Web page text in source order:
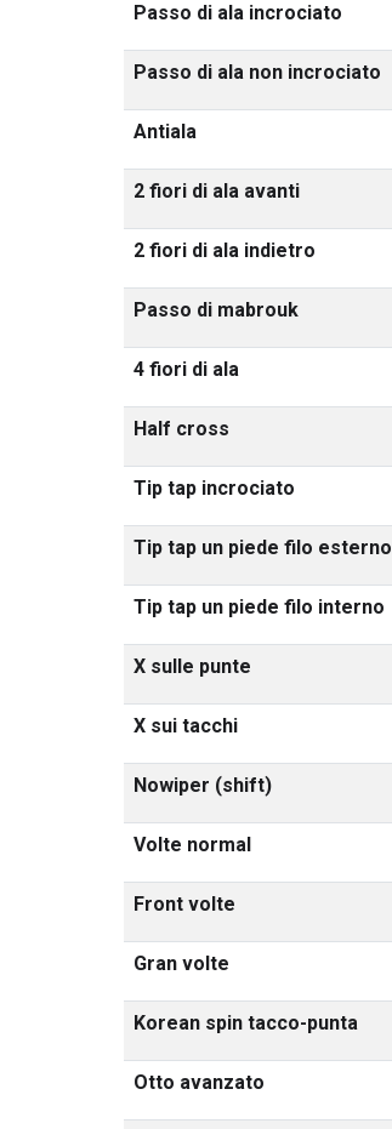
Passo di ala incrociato
Passo di ala non incrociato
Antiala
2 fiori di ala avanti
2 fiori di ala indietro
Passo di mabrouk
4 fiori di ala
Half cross
Tip tap incrociato
Tip tap un piede filo esterno
Tip tap un piede filo interno
X sulle punte
X sui tacchi
Nowiper (shift)
Volte normal
Front volte
Gran volte
Korean spin tacco-punta
Otto avanzato